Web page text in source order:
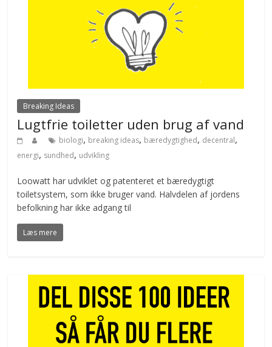
Breaking Ideas
Lugtfrie toiletter uden brug af vand
biologi, breaking ideas, bæredygtighed, decentral,
energi, sundhed, udvikling
Loowatt har udviklet og patenteret et bæredygtigt
toiletsystem, som ikke bruger vand. Halvdelen af jordens
befolkning har ikke adgang til
Læs mere